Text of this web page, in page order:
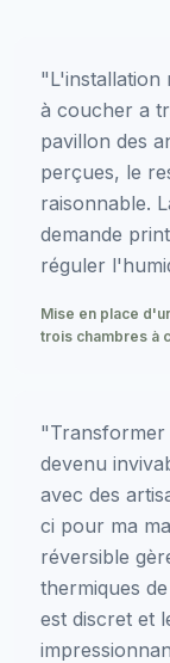
"L'installation
à coucher a
pavillon des
perçues, le
raisonnable.
demande
réguler
Mise en place
trois chambres à
"Transformer
devenu
avec des
ci pour ma
réversible
thermiques
est discret et